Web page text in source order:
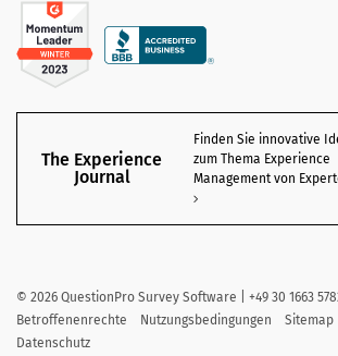
The Experience
Journal
Finden Sie innovative
zum Thema Experience
Management von
© 2026 QuestionPro Survey Software | +49 30 1663
Betroffenenrechte
Nutzungsbedingungen Sitemap
Datenschutz